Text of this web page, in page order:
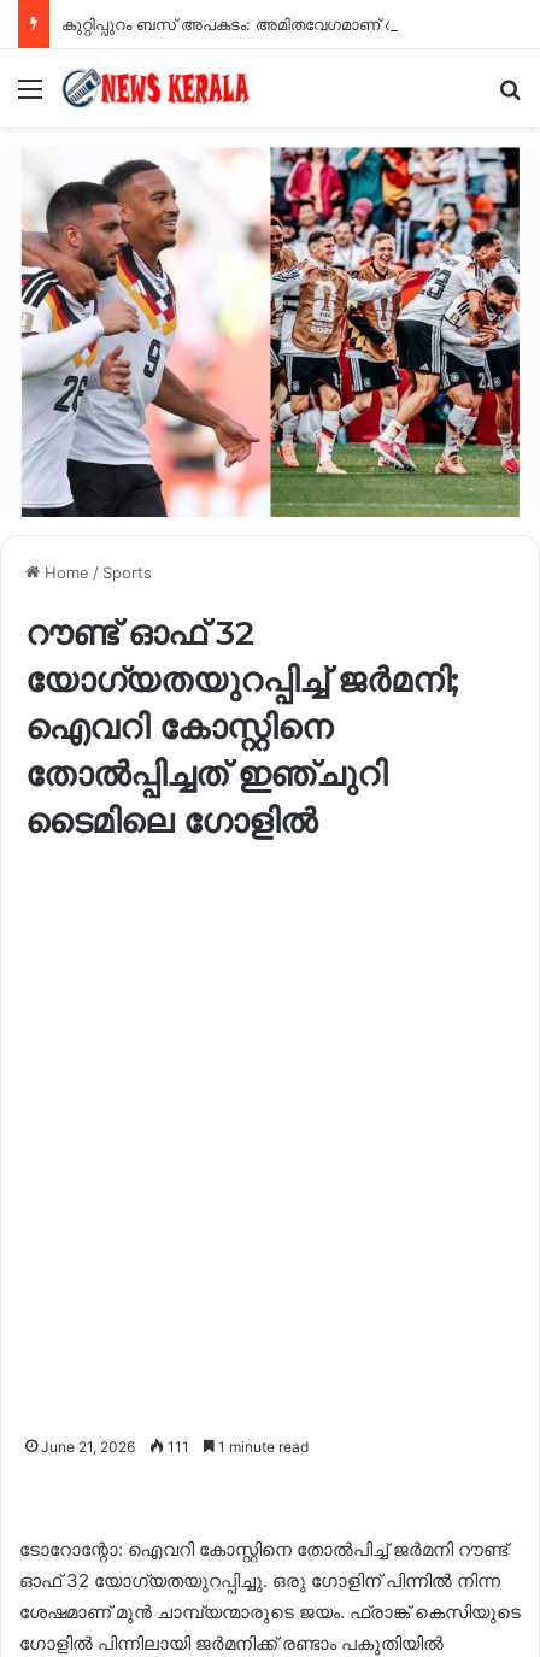
Menu
Home / Sports
റൗണ്ട് ഓഫ് 32
യോഗ്യതയുറപ്പിച്ച് ജർമനി;
ഐവറി കോസ്റ്റിനെ
തോൽപ്പിച്ചത് ഇഞ്ചുറി
ടൈമിലെ ഗോളിൽ
June 21, 2026 111 1 minute read
ടോറോന്റോ: ഐവറി കോസ്റ്റിനെ തോൽപിച്ച് ജർമനി റൗണ്ട്
ഓഫ് 32 യോഗ്യതയുറപ്പിച്ചു. ഒരു ഗോളിന് പിന്നിൽ നിന്ന
ശേഷമാണ് മുൻ ചാമ്പ്യന്മാരുടെ ജയം. ഫ്രാങ്ക് കെസിയുടെ
ഗോളിൽ പിന്നിലായി ജർമനിക്ക് രണ്ടാം പകുതിയിൽ